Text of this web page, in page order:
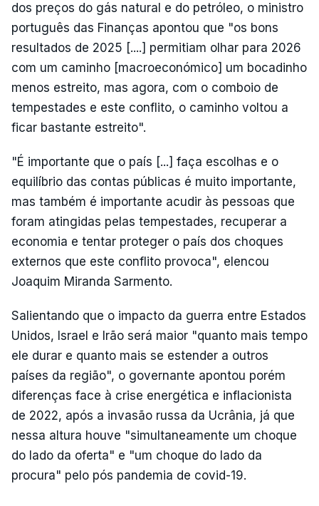
dos preços do gás natural e do petróleo, o ministro
português das Finanças apontou que "os bons
resultados de 2025 [....] permitiam olhar para 2026
com um caminho [macroeconómico] um bocadinho
menos estreito, mas agora, com o comboio de
tempestades e este conflito, o caminho voltou a
ficar bastante estreito".
"É importante que o país [...] faça escolhas e o
equilíbrio das contas públicas é muito importante,
mas também é importante acudir às pessoas que
foram atingidas pelas tempestades, recuperar a
economia e tentar proteger o país dos choques
externos que este conflito provoca", elencou
Joaquim Miranda Sarmento.
Salientando que o impacto da guerra entre Estados
Unidos, Israel e Irão será maior "quanto mais tempo
ele durar e quanto mais se estender a outros
países da região", o governante apontou porém
diferenças face à crise energética e inflacionista
de 2022, após a invasão russa da Ucrânia, já que
nessa altura houve "simultaneamente um choque
do lado da oferta" e "um choque do lado da
procura" pelo pós pandemia de covid-19.